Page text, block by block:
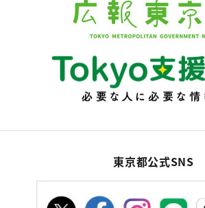
東京都公式SNS